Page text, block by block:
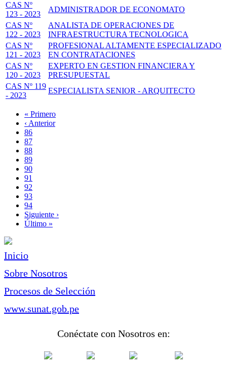
CAS Nº
123 - 2023
ADMINISTRADOR DE ECONOMATO
CAS Nº
122 - 2023
ANALISTA DE OPERACIONES DE
INFRAESTRUCTURA TECNOLOGICA
CAS Nº
121 - 2023
PROFESIONAL ALTAMENTE ESPECIALIZADO
EN CONTRATACIONES
CAS Nº
120 - 2023
EXPERTO EN GESTION FINANCIERA Y
PRESUPUESTAL
CAS Nº 119
- 2023
ESPECIALISTA SENIOR - ARQUITECTO
Paginación
Primera
página
« Primero
Página
anterior
‹ Anterior
Page
86
Page
87
Page
88
Page
89
Página
actual
90
Page
91
Page
92
Page
93
Page
94
Siguiente
página
Siguiente ›
Última
Último »
Inicio
Sobre Nosotros
Procesos de Selección
www.sunat.gob.pe
Conéctate con Nosotros en: